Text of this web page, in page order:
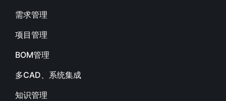
需求管理
项目管理
BOM管理
多CAD、系统集成
知识管理